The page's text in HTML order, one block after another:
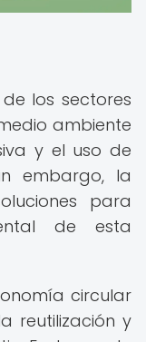
los sectores
ambiente
y el uso de
embargo, la
para
de esta
circular
reutilización y